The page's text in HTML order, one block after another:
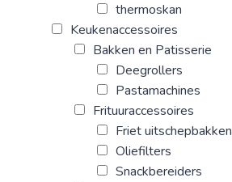
thermoskan
Keukenaccessoires
Bakken en Patisserie
Deegrollers
Pastamachines
Frituuraccessoires
Friet uitschepbakken
Oliefilters
Snackbereiders